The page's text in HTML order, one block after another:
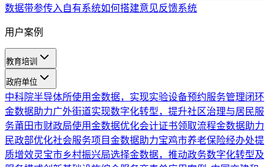
数据带参传入自有系统如何搭建意见反馈系统
用户案例
教育培训
政府单位
中科院半导体所使用金数据，实现实验设备预约服务管理闭环
金数据助力广外街道实现数字化转型，提升社区治理与居民服
务莆田市财政局使用金数据优化会计证书领取流程金数据助力
民政部优化社会服务项目金数据助力宝鸡市养老保险经办处提
质增效灵宝市乡村振兴局选择金数据，推动政务数字化转型及